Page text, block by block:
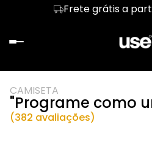
Frete grátis a
CAMISETA
"Programe como
(382 avaliações)